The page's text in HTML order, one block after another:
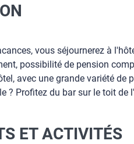
vous séjournerez à
possibilité de pension
avec une grande variété de
? Profitez du bar sur le toit de
ET ACTIVITÉS